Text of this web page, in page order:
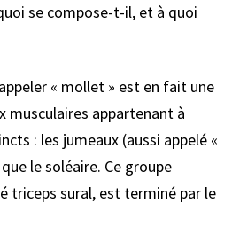
se compose-t-il, et à quoi
« mollet » est en fait une
musculaires appartenant à
: les jumeaux (aussi appelé «
le soléaire. Ce groupe
triceps sural, est terminé par le